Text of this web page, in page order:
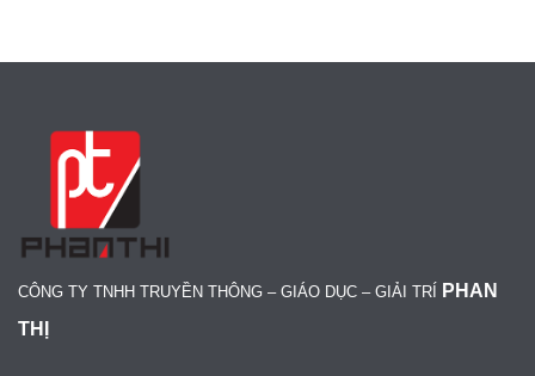
CÔNG TY TNHH TRUYỀN THÔNG – GIÁO DỤC – GIẢI TRÍ PHAN
THỊ